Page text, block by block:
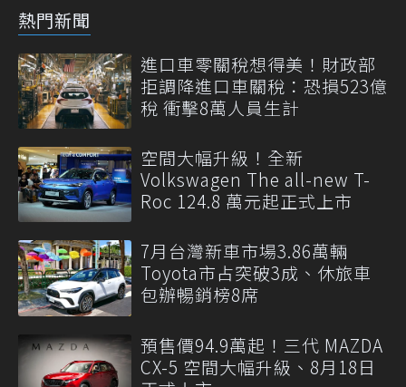
熱門新聞
進口車零關稅想得美！財政部
拒調降進口車關稅：恐損523億
稅 衝擊8萬人員生計
空間大幅升級！全新
Volkswagen The all-new T-
Roc 124.8 萬元起正式上市
7月台灣新車市場3.86萬輛
Toyota市占突破3成、休旅車
包辦暢銷榜8席
預售價94.9萬起！三代 MAZDA
CX-5 空間大幅升級、8月18日